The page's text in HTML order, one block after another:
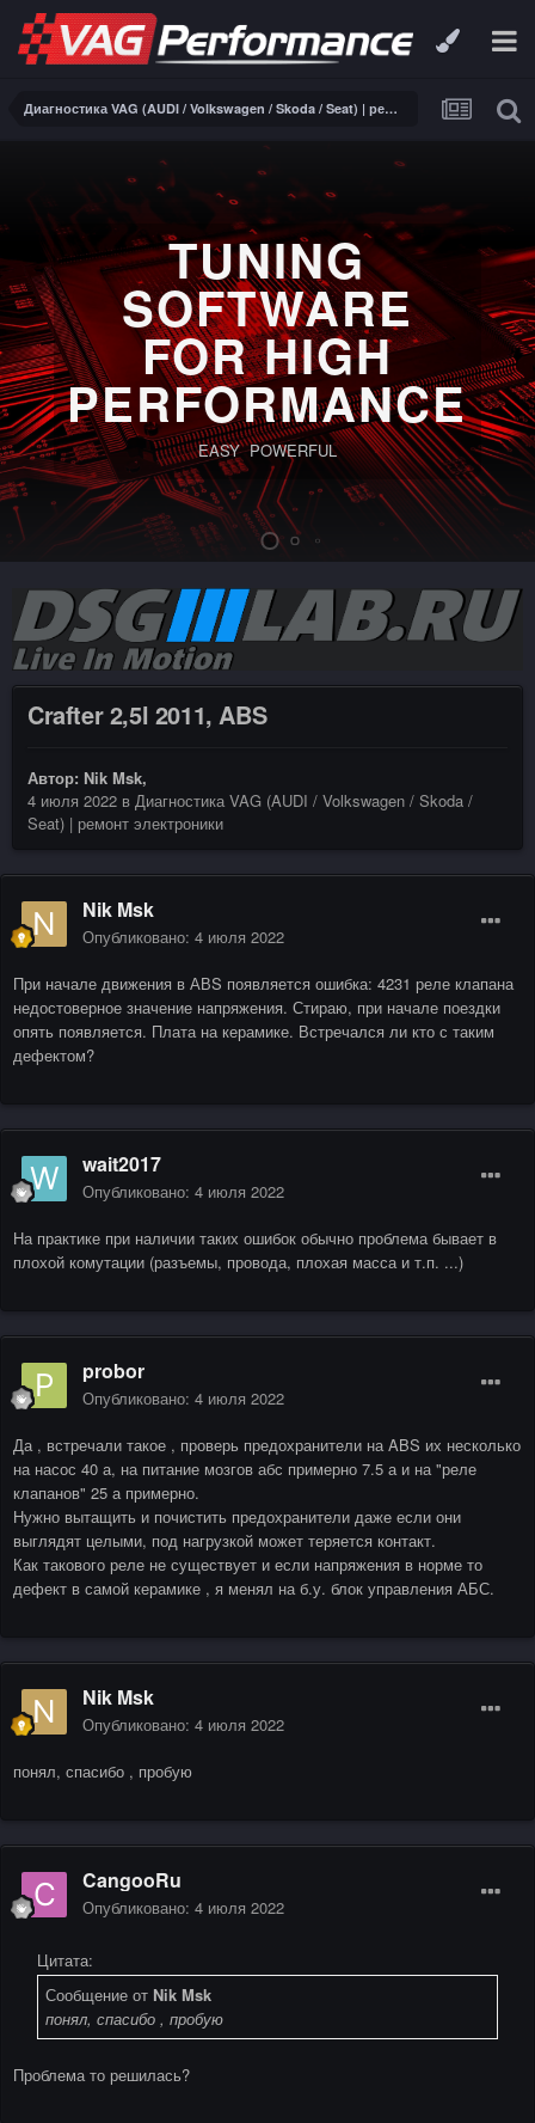
Диагностика VAG (AUDI / Volkswagen / Skoda / Seat) | ремонт электроники
TUNING
SOFTWARE
FOR HIGH
PERFORMANCE
EASY POWERFUL
Crafter 2,5l 2011, ABS
Автор: Nik Msk,
4 июля 2022 в Диагностика VAG (AUDI / Volkswagen / Skoda /
Seat) | ремонт электроники
Nik Msk
Опубликовано: 4 июля 2022
При начале движения в АВS появляется ошибка: 4231 реле клапана
недостоверное значение напряжения. Стираю, при начале поездки
опять появляется. Плата на керамике. Встречался ли кто с таким
дефектом?
wait2017
Опубликовано: 4 июля 2022
На практике при наличии таких ошибок обычно проблема бывает в
плохой комутации (разъемы, провода, плохая масса и т.п. ...)
probor
Опубликовано: 4 июля 2022
Да , встречали такое , проверь предохранители на ABS их несколько
на насос 40 а, на питание мозгов абс примерно 7.5 а и на "реле
клапанов" 25 а примерно.
Нужно вытащить и почистить предохранители даже если они
выглядят целыми, под нагрузкой может теряется контакт.
Как такового реле не существует и если напряжения в норме то
дефект в самой керамике , я менял на б.у. блок управления АБС.
Nik Msk
Опубликовано: 4 июля 2022
понял, спасибо , пробую
CangooRu
Опубликовано: 4 июля 2022
Цитата:
Сообщение от Nik Msk
понял, спасибо , пробую
Проблема то решилась?